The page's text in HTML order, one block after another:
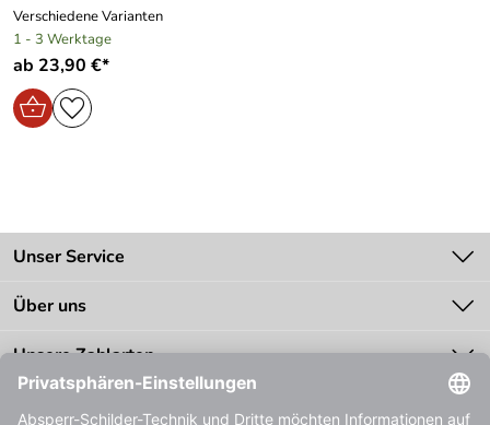
Verschiedene Varianten
1 - 3 Werktage
ab 23,90 €*
Unser Service
Kontakt
Über uns
Unsere Bestseller
Unsere Zahlarten